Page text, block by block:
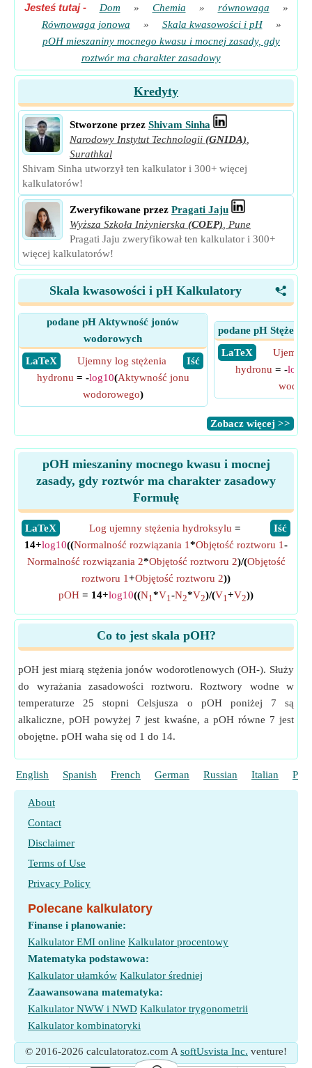
Jesteś tutaj- Dom » Chemia » równowaga
»
Równowaga jonowa
» Skala kwasowości i pH
»
pOH mieszaniny mocnego kwasu i mocnej zasady, gdy
roztwór ma charakter zasadowy
Kredyty
Stworzone przez Shivam Sinha
Narodowy Instytut Technologii (GNIDA)
Surathkal
Shivam Sinha utworzył ten kalkulator i 300+ więcej
kalkulatorów!
Zweryfikowane przez Pragati Jaju
Wyższa Szkoła Inżynierska (COEP)
Pune
Pragati Jaju zweryfikował ten kalkulator i 300+
więcej kalkulatorów!
<
Skala kwasowości i pH Kalkulatory
podane pH Aktywność jonów
wodorowych
​ LaTeX
​ Iść
Ujemny log stężenia
hydronu = -log10(Aktywność jonu
wodorowego)
podane pH
​ LaTeX
Ujemny
hydronu = -log10
​Zobacz więcej >>
pOH mieszaniny mocnego kwasu i mocnej
zasady, gdy roztwór ma charakter zasadowy
Formułę
​LaTeX ​Iść
Log ujemny stężenia hydroksylu =
14+log10((Normalność rozwiązania 1*Objętość roztworu 1-
Normalność rozwiązania 2*Objętość roztworu 2)/(Objętość
roztworu 1+Objętość roztworu 2))
pOH = 14+log10((N1*V1-N2*V2)/(V1+V2))
Co to jest skala pOH?
pOH jest miarą stężenia jonów wodorotlenowych (OH-). Służy
do wyrażania zasadowości roztworu. Roztwory wodne w
temperaturze 25 stopni Celsjusza o pOH poniżej 7 są
alkaliczne, pOH powyżej 7 jest kwaśne, a pOH równe 7 jest
obojętne. pOH waha się od 1 do 14.
English Spanish French German Russian Italian
About
Contact
Disclaimer
Terms of Use
Privacy Policy
Polecane kalkulatory
Finanse i planowanie:
Kalkulator EMI online Kalkulator procentowy
Matematyka podstawowa:
Kalkulator ułamków Kalkulator średniej
Zaawansowana matematyka:
Kalkulator NWW i NWD Kalkulator trygonometrii
Kalkulator kombinatoryki
© 2016-2026 calculatoratoz.com A softUsvista Inc. venture!